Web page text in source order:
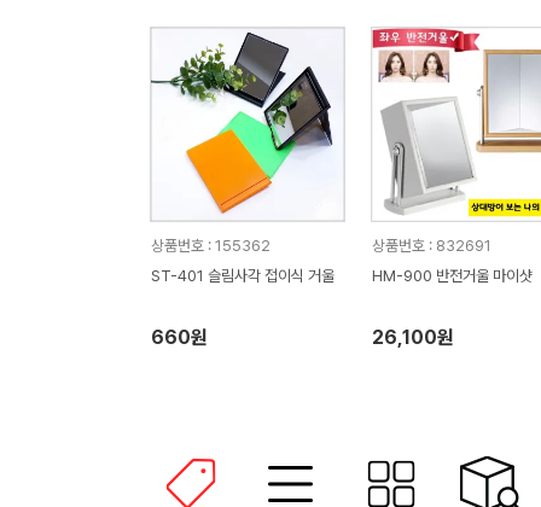
상품번호 : 155362
ST-401 슬림사각 접이식 거울
660원
상품번호 : 832691
HM-900 반전거울 마이샷
26,100원